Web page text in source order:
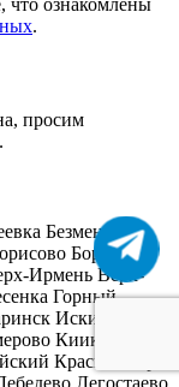
.
просим
Безменово
Боровой
Ирмень Верх-
Горный
Искитим
Киик
Красный Яр
Легостаево